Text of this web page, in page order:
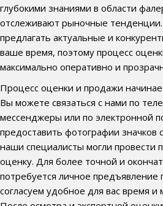
глубокими знаниями в области
отслеживают рыночные тенденции.
предлагать актуальные и
ваше время, поэтому процесс
максимально оперативно и
Процесс оценки и продажи
Вы можете связаться с нами по
мессенджеры или по электронной
предоставить фотографии значков
наши специалисты могли провести
оценку. Для более точной и
потребуется личное
согласуем удобное для вас время и